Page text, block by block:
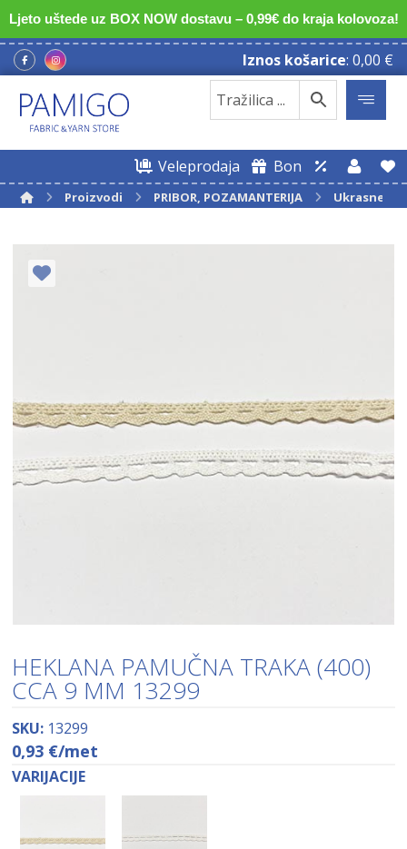
Ljeto uštede uz BOX NOW dostavu – 0,99€ do kraja kolovoza!
Iznos košarice: 0,00 €
Veleprodaja Bon
Proizvodi PRIBOR, POZAMANTERIJA Ukrasne
HEKLANA PAMUČNA TRAKA (400)
CCA 9 MM 13299
SKU: 13299
0,93 €/met
VARIJACIJE